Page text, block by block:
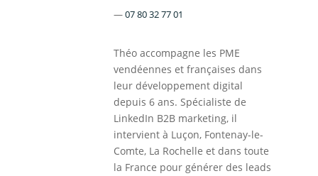
—07 80 32 77 01
Théo accompagne les PME
vendéennes et françaises dans
leur développement digital
depuis 6 ans. Spécialiste de
LinkedIn B2B marketing, il
intervient à Luçon, Fontenay-le-
Comte, La Rochelle et dans toute
la France pour générer des leads